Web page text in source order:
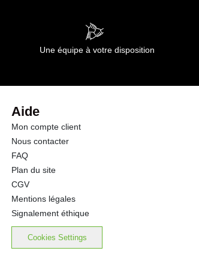
Une équipe à votre disposition
Aide
Mon compte client
Nous contacter
FAQ
Plan du site
CGV
Mentions légales
Signalement éthique
Cookies Settings